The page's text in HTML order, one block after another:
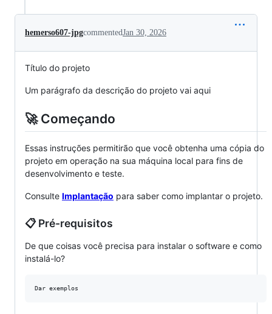
hemerso607-jpgcommentedJan 30, 2026
Título do projeto
Um parágrafo da descrição do projeto vai aqui
🚀 Começando
Essas instruções permitirão que você obtenha uma cópia do
projeto em operação na sua máquina local para fins de
desenvolvimento e teste.
Consulte Implantação para saber como implantar o projeto.
📋 Pré-requisitos
De que coisas você precisa para instalar o software e como
instalá-lo?